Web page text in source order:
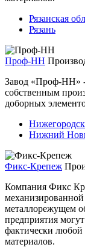
Рязанская
Рязань
Проф-НН
Завод «Проф-НН»
собственным
доборных
Нижний
Фикс-Крепеж
Компания Фикс
металлорежущем
предприятия
фактически
материалов.